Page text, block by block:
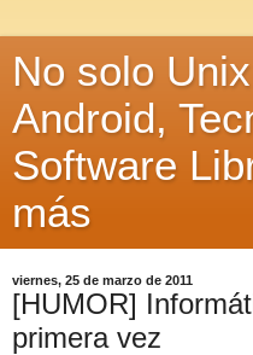
No solo
Android,
Software
más
viernes, 25 de marzo de 2011
[HUMOR]
primera vez